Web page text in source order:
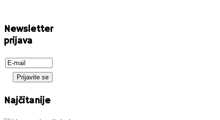
Newsletter
prijava
Najčitanije